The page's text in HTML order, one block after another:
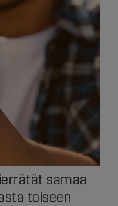
samaa
toiseen